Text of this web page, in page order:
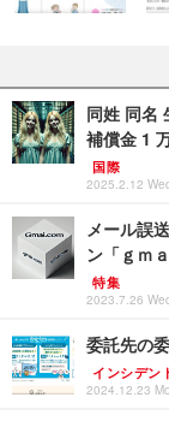
同姓 同名
補償金 1
国際
2025.2.12
メール誤
ン「ｇｍ
特集
2023.7.26
委託先の
インシデン
2024.12.23